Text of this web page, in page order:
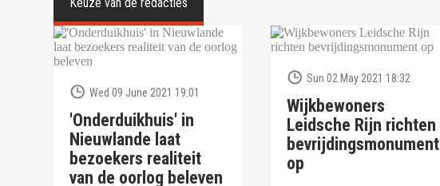
Wed 09 June 2021 19:01
'Onderduikhuis' in
Nieuwlande laat
bezoekers realiteit
van de oorlog beleven
Sun 02 May 2021 18:32
Wijkbewoners
Leidsche Rijn richten
bevrijdingsmonument
op